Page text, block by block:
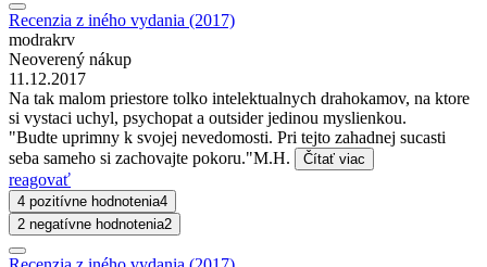
Recenzia z iného vydania (2017)
modrakrv
Neoverený nákup
11.12.2017
Na tak malom priestore tolko intelektualnych drahokamov, na ktore
si vystaci uchyl, psychopat a outsider jedinou myslienkou.
"Budte uprimny k svojej nevedomosti. Pri tejto zahadnej sucasti
seba sameho si zachovajte pokoru."M.H.
Čítať viac
reagovať
4 pozitívne hodnotenia4
2 negatívne hodnotenia2